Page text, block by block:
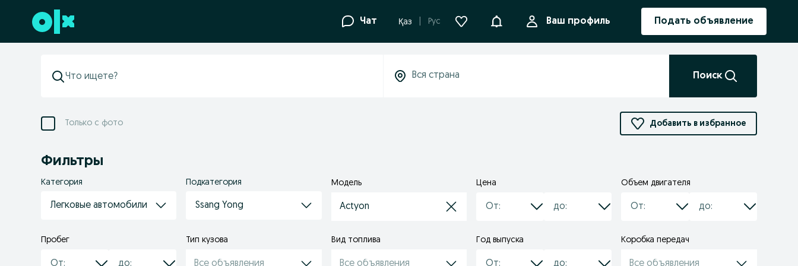
Перейти к нижнему колонтитулу Чат Қаз Рус УведомленияВаш профиль Подать объявление
Поиск
Только с фото Добавить в избранное
Фильтры
Категория
Легковые автомобили
Подкатегория
Ssang Yong
Модель
Actyon
Цена Объем двигателя
Пробег Тип кузова
Все объявления
Вид топлива
Все объявления
Год выпуска Коробка передач
Все объявления